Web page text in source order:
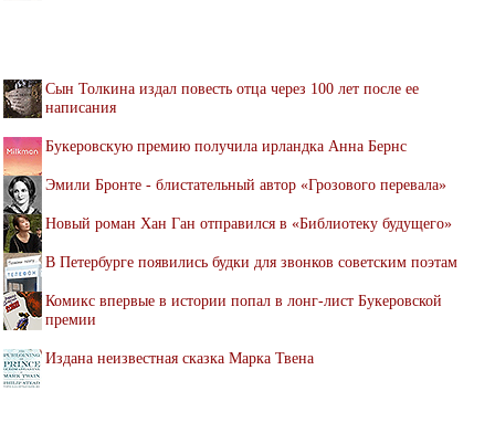
Сын Толкина издал повесть отца через 100 лет после ее
написания
Букеровскую премию получила ирландка Анна Бернс
Эмили Бронте - блистательный автор «Грозового перевала»
Новый роман Хан Ган отправился в «Библиотеку будущего»
В Петербурге появились будки для звонков советским поэтам
Комикс впервые в истории попал в лонг-лист Букеровской
премии
Издана неизвестная сказка Марка Твена